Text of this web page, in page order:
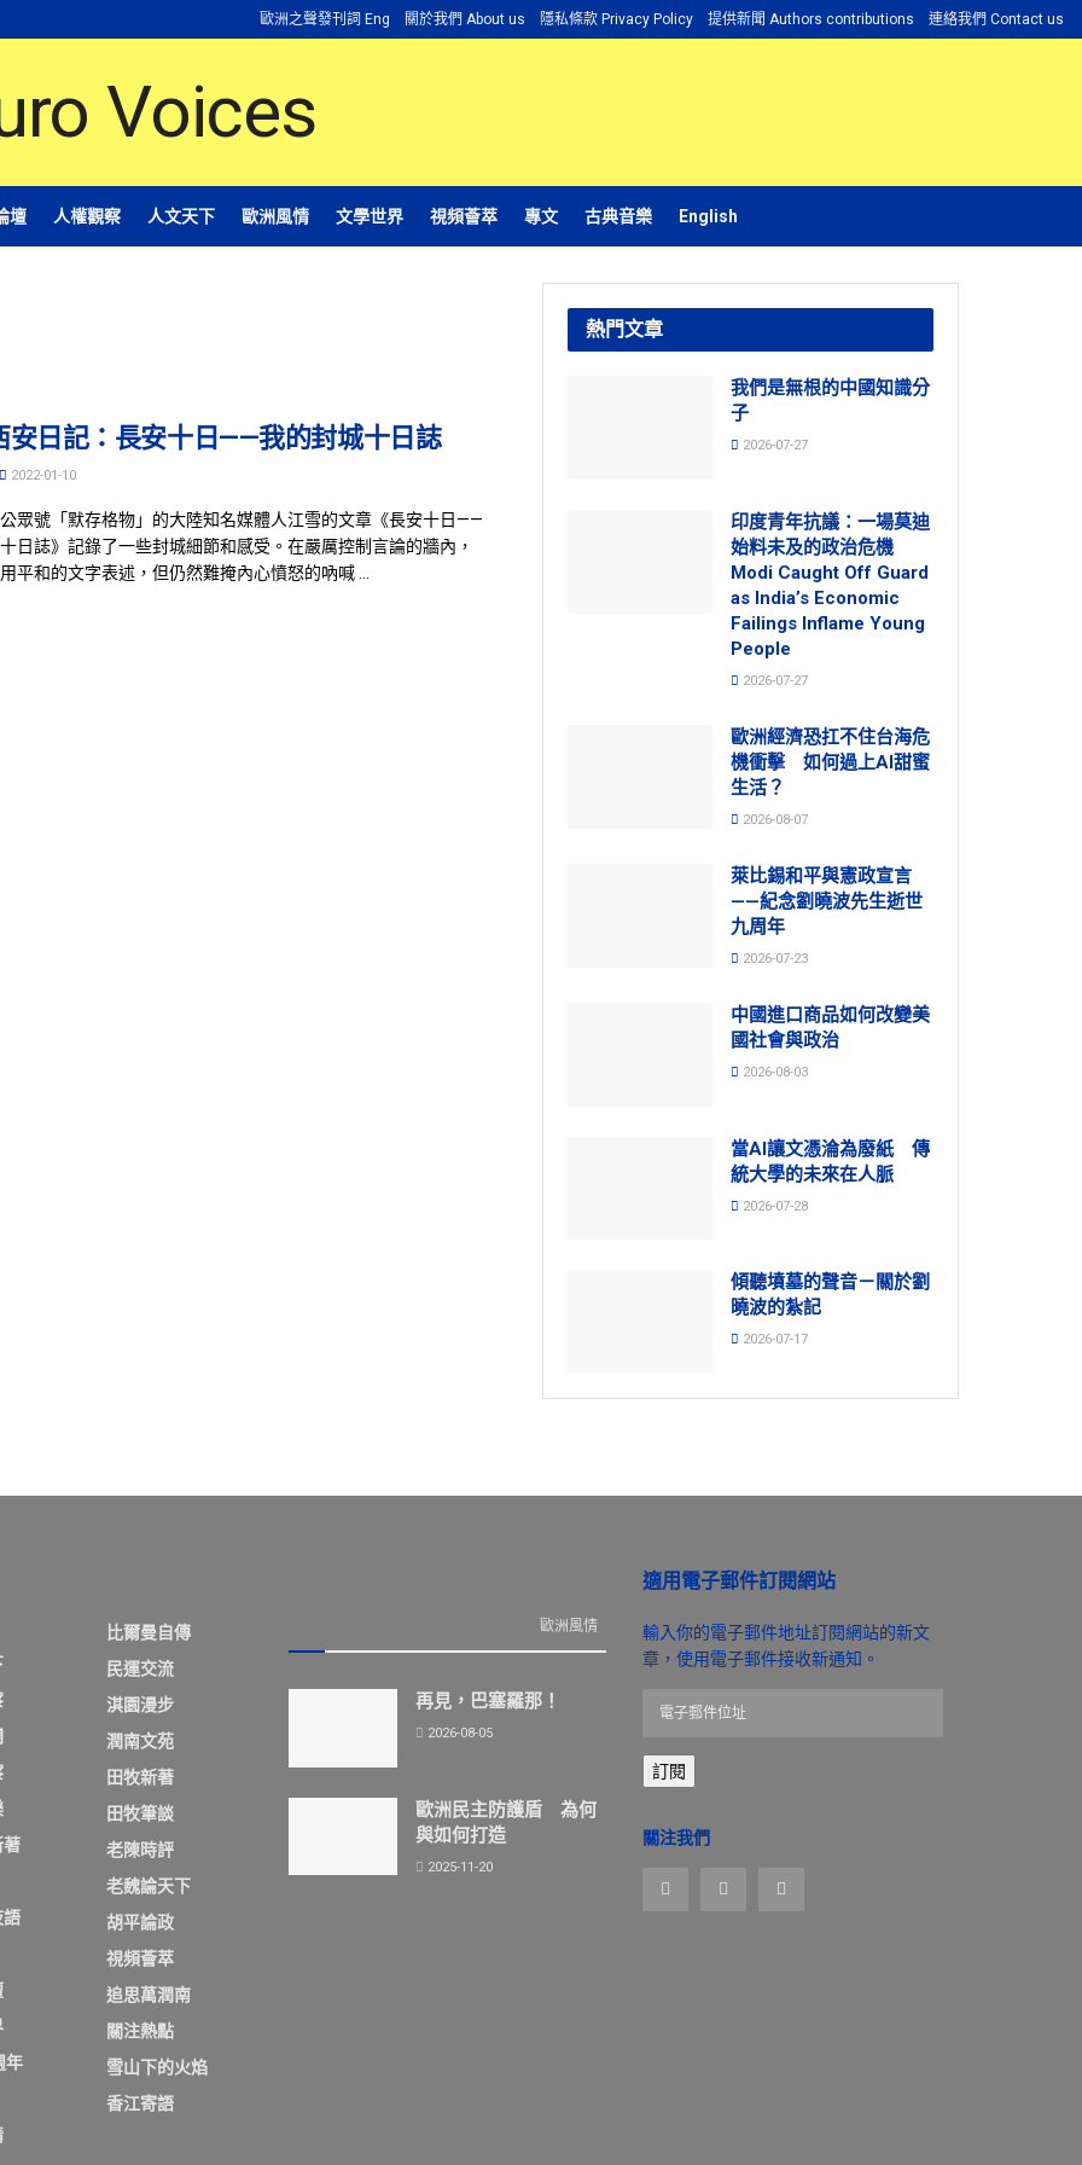
歐洲之聲發刊詞 Eng 關於我們 About us 隱私條款 Privacy Policy 提供新聞 Authors contributions 連絡我們 Contact us
壇 人權觀察 人文天下 歐洲風情 文學世界 視頻薈萃 專文 古典音樂 English
安日記：長安十日——我的封城十日誌
2022-01-10
眾號「默存格物」的大陸知名媒體人江雪的文章《長安十日——
日誌》記錄了一些封城細節和感受。在嚴厲控制言論的牆內，
平和的文字表述，但仍然難掩內心憤怒的吶喊 ...
熱門文章
我們是無根的中國知識分
子
2026-07-27
印度青年抗議：一場莫迪
始料未及的政治危機
Modi Caught Off Guard
as India’s Economic
Failings Inflame Young
People
2026-07-27
歐洲經濟恐扛不住台海危
機衝擊 如何過上AI甜蜜
生活？
2026-08-07
萊比錫和平與憲政宣言
——紀念劉曉波先生逝世
九周年
2026-07-23
中國進口商品如何改變美
國社會與政治
2026-08-03
當AI讓文憑淪為廢紙 傳
統大學的未來在人脈
2026-07-28
傾聽墳墓的聲音－關於劉
曉波的紮記
2026-07-17
年
比爾曼自傳
民運交流
淇園漫步
潤南文苑
田牧新著
田牧筆談
老陳時評
老魏論天下
胡平論政
視頻薈萃
追思萬潤南
關注熱點
雪山下的火焰
香江寄語
歐洲風情
再見，巴塞羅那！
2026-08-05
歐洲民主防護盾 為何
與如何打造
2025-11-20
適用電子郵件訂閱網站
輸入你的電子郵件地址訂閱網站的新文
章，使用電子郵件接收新通知。
郵
件
址
訂閱
關注我們